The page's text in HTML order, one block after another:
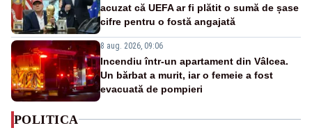
acuzat că UEFA ar fi plătit o sumă de șase
cifre pentru o fostă angajată
8 aug. 2026, 09:06
Incendiu într-un apartament din Vâlcea.
Un bărbat a murit, iar o femeie a fost
evacuată de pompieri
POLITICA